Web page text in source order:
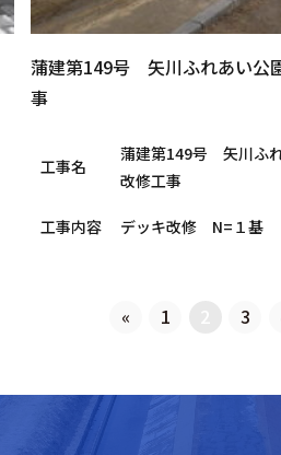
蒲建第149号 矢川ふれあい公
事
工事名
蒲建第149号 矢川ふ
改修工事
工事内容 デッキ改修 N=１基
« 1 3